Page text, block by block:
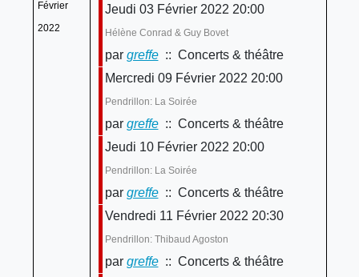
Février
2022
Jeudi 03 Février 2022 20:00
Hélène Conrad & Guy Bovet
par greffe:: Concerts & théâtre
Mercredi 09 Février 2022 20:00
Pendrillon: La Soirée
par greffe:: Concerts & théâtre
Jeudi 10 Février 2022 20:00
Pendrillon: La Soirée
par greffe:: Concerts & théâtre
Vendredi 11 Février 2022 20:30
Pendrillon: Thibaud Agoston
par greffe:: Concerts & théâtre